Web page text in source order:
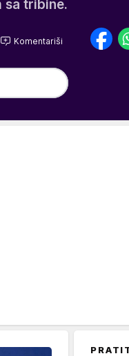
sa tribine.
Komentariši